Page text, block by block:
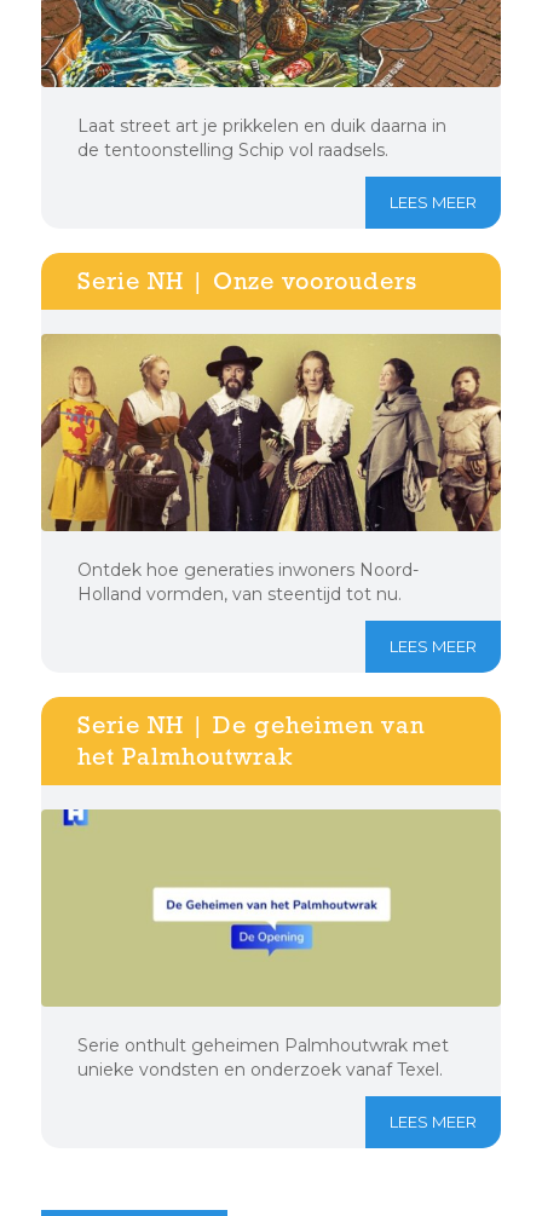
Laat street art je prikkelen en duik daarna in
de tentoonstelling Schip vol raadsels.
LEES MEER
Serie NH | Onze voorouders
Ontdek hoe generaties inwoners Noord-
Holland vormden, van steentijd tot nu.
LEES MEER
Serie NH | De geheimen van
het Palmhoutwrak
Serie onthult geheimen Palmhoutwrak met
unieke vondsten en onderzoek vanaf Texel.
LEES MEER